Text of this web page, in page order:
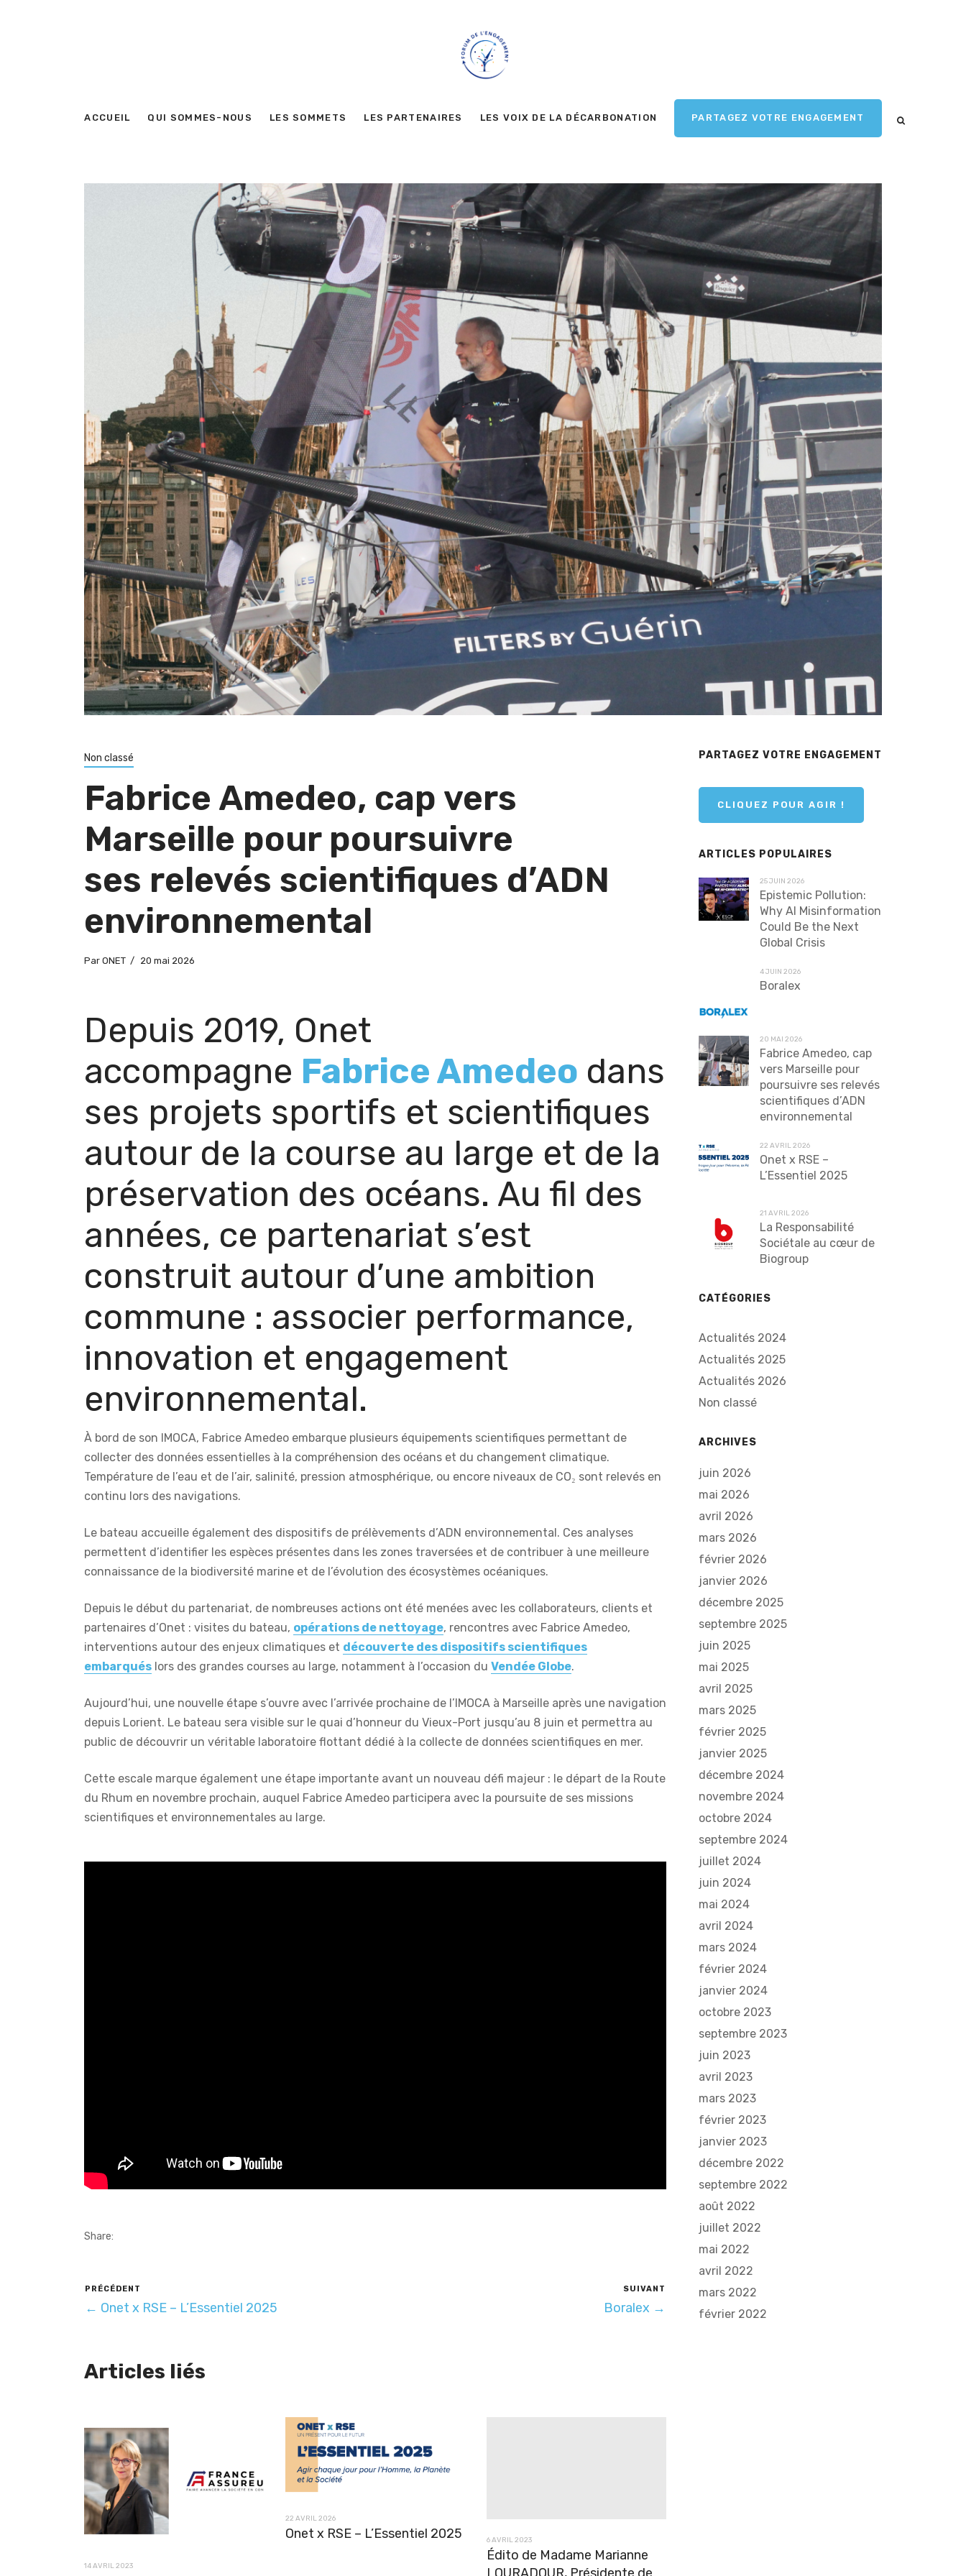
ACCUEIL QUI SOMMES-NOUS LES SOMMETS LES PARTENAIRES LES VOIX DE LA DÉCARBONATION PARTAGEZ VOTRE ENGAGEMENT
Non classé
Fabrice Amedeo, cap vers
Marseille pour poursuivre
ses relevés scientifiques d’ADN
environnemental
Par ONET 20 mai 2026
Depuis 2019, Onet
accompagne Fabrice Amedeo dans
ses projets sportifs et scientifiques
autour de la course au large et de la
préservation des océans. Au fil des
années, ce partenariat s’est
construit autour d’une ambition
commune : associer performance,
innovation et engagement
environnemental.
À bord de son IMOCA, Fabrice Amedeo embarque plusieurs équipements scientifiques permettant de
collecter des données essentielles à la compréhension des océans et du changement climatique.
Température de l’eau et de l’air, salinité, pression atmosphérique, ou encore niveaux de CO₂ sont relevés en
continu lors des navigations.
Le bateau accueille également des dispositifs de prélèvements d’ADN environnemental. Ces analyses
permettent d’identifier les espèces présentes dans les zones traversées et de contribuer à une meilleure
connaissance de la biodiversité marine et de l’évolution des écosystèmes océaniques.
Depuis le début du partenariat, de nombreuses actions ont été menées avec les collaborateurs, clients et
partenaires d’Onet : visites du bateau, opérations de nettoyage, rencontres avec Fabrice Amedeo,
interventions autour des enjeux climatiques et découverte des dispositifs scientifiques
embarqués lors des grandes courses au large, notamment à l’occasion du Vendée Globe.
Aujourd’hui, une nouvelle étape s’ouvre avec l’arrivée prochaine de l’IMOCA à Marseille après une navigation
depuis Lorient. Le bateau sera visible sur le quai d’honneur du Vieux-Port jusqu’au 8 juin et permettra au
public de découvrir un véritable laboratoire flottant dédié à la collecte de données scientifiques en mer.
Cette escale marque également une étape importante avant un nouveau défi majeur : le départ de la Route
du Rhum en novembre prochain, auquel Fabrice Amedeo participera avec la poursuite de ses missions
scientifiques et environnementales au large.
Share:
PRÉCÉDENT
← Onet x RSE – L’Essentiel 2025
SUIVANT
Boralex →
Articles liés
14 AVRIL 2023
22 AVRIL 2026
Onet x RSE – L’Essentiel 2025 6 AVRIL 2023
Édito de Madame Marianne
PARTAGEZ VOTRE ENGAGEMENT
CLIQUEZ POUR AGIR !
ARTICLES POPULAIRES
25 JUIN 2026
Epistemic Pollution:
Why AI Misinformation
Could Be the Next
Global Crisis
4 JUIN 2026
Boralex
20 MAI 2026
Fabrice Amedeo, cap
vers Marseille pour
poursuivre ses relevés
scientifiques d’ADN
environnemental
22 AVRIL 2026
Onet x RSE –
L’Essentiel 2025
21 AVRIL 2026
La Responsabilité
Sociétale au cœur de
Biogroup
CATÉGORIES
Actualités 2024
Actualités 2025
Actualités 2026
Non classé
ARCHIVES
juin 2026
mai 2026
avril 2026
mars 2026
février 2026
janvier 2026
décembre 2025
septembre 2025
juin 2025
mai 2025
avril 2025
mars 2025
février 2025
janvier 2025
décembre 2024
novembre 2024
octobre 2024
septembre 2024
juillet 2024
juin 2024
mai 2024
avril 2024
mars 2024
février 2024
janvier 2024
octobre 2023
septembre 2023
juin 2023
avril 2023
mars 2023
février 2023
janvier 2023
décembre 2022
septembre 2022
août 2022
juillet 2022
mai 2022
avril 2022
mars 2022
février 2022